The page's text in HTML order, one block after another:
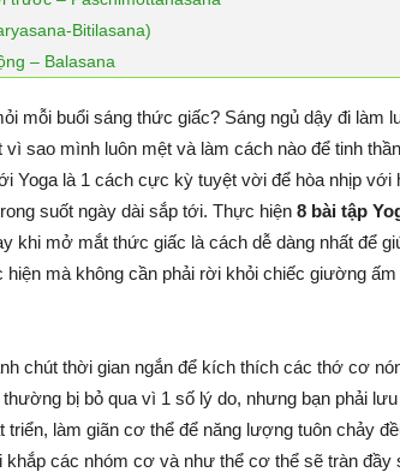
Bitilasana)
– Balasana
mỗi buổi sáng thức giấc? Sáng ngủ dậy đi làm
vì sao mình luôn mệt và làm cách nào để tinh
Yoga là 1 cách cực kỳ tuyệt vời để hòa nhịp với
suốt ngày dài sắp tới. Thực hiện 8 bài tập
khi mở mắt thức giấc là cách dễ dàng nhất để
mà không cần phải rời khỏi chiếc giường
chút thời gian ngắn để kích thích các thớ cơ
bị bỏ qua vì 1 số lý do, nhưng bạn phải
làm giãn cơ thể để năng lượng tuôn chảy
các nhóm cơ và như thể cơ thể sẽ tràn đầy